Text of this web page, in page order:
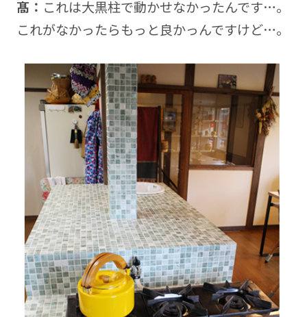
髙： これは大黒柱で動かせなかったんです…。
これがなかったらもっと良かっんですけど…。